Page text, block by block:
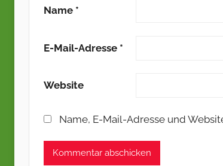
Name *
E-Mail-Adresse *
Website
Name, E-Mail-Adresse und